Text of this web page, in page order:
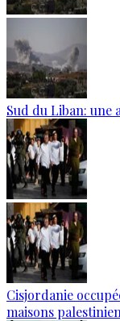
Sud du Liban: une
Cisjordanie
maisons